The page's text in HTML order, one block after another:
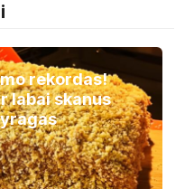
rekordas!
labai skanus